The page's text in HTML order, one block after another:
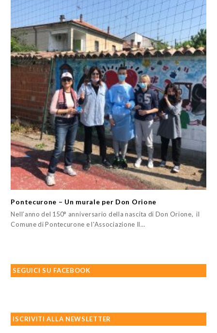
Pontecurone – Un murale per Don Orione
Nell’anno del 150° anniversario della nascita di Don Orione, il
Comune di Pontecurone e l'Associazione Il…
SEGUICI SU FACEBOOK
ISCRIVITI ALLA NEWSLETTER